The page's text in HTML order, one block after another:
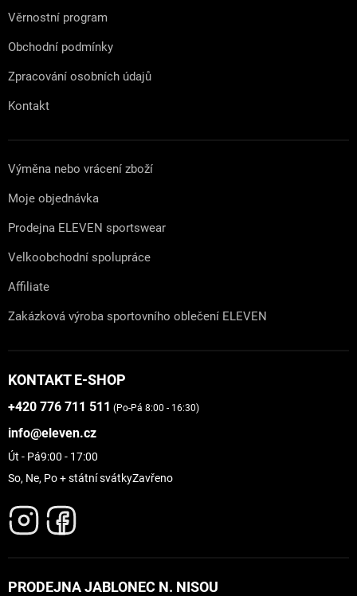
Věrnostní program
Obchodní podmínky
Zpracování osobních údajů
Kontakt
Výměna nebo vrácení zboží
Moje objednávka
Prodejna ELEVEN sportswear
Velkoobchodní spolupráce
Affiliate
Zakázková výroba sportovního oblečení ELEVEN
KONTAKT E-SHOP
+420 776 711 511 (Po-Pá 8:00 - 16:30)
info@eleven.cz
Út - Pá9:00 - 17:00
So, Ne, Po + státní svátkyZavřeno
PRODEJNA JABLONEC N. NISOU